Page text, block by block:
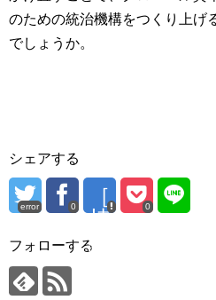
のための統治機構をつくり上げ
でしょうか。
シェアする
error 0
［
持
続
0
フォローする